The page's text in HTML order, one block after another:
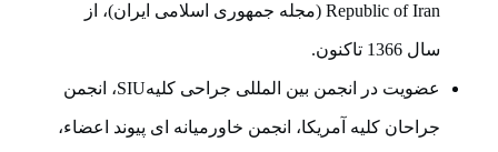
Republic of Iran (مجله جمهوری اسلامی ایران)، از
سال 1366 تاکنون.
عضویت در انجمن بین المللی جراحی کلیهSIU، انجمن
جراحان کلیه آمریکا، انجمن خاورمیانه ای پیوند اعضاء،